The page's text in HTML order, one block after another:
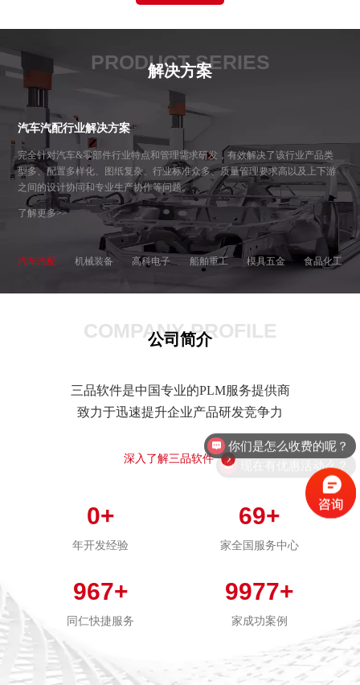
PRODUCT SERIES
解决方案
汽车汽配行业解决方案
完全针对汽车&零部件行业特点和管理需求研发，有效解决了该行业产品类
型多、配置多样化、图纸复杂、行业标准众多、质量管理要求高以及上下游
之间的设计协同和专业生产协作等问题。
了解更多>>
汽车汽配 机械装备 高科电子 船舶重工 模具五金 食品化工
COMPANY PROFILE
公司简介
三品软件是中国专业的PLM服务提供商
致力于迅速提升企业产品研发竞争力
深入了解三品软件
0+
年开发经验
69+
家全国服务中心
967+
同仁快捷服务
9977+
家成功案例
现在有优惠活动么？